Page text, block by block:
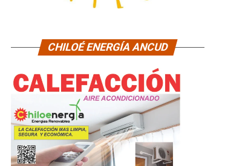
CHILOÉ ENERGÍA ANCUD